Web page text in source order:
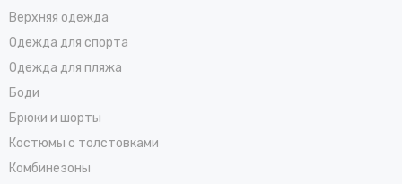
Верхняя одежда
Одежда для спорта
Одежда для пляжа
Боди
Брюки и шорты
Костюмы с толстовками
Комбинезоны